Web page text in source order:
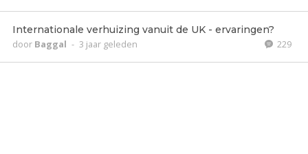
Internationale verhuizing vanuit de UK - ervaringen?
door Baggal - 3 jaar geleden 229